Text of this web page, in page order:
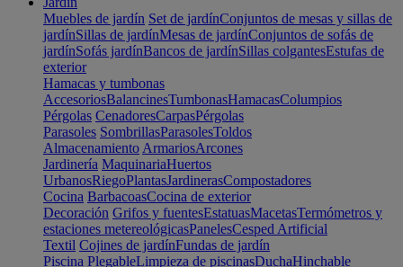
Muebles de jardín Set de jardínConjuntos de mesas y sillas de
jardínSillas de jardínMesas de jardínConjuntos de sofás de
jardínSofás jardínBancos de jardínSillas colgantesEstufas de
exterior
Hamacas y tumbonas
AccesoriosBalancinesTumbonasHamacasColumpios
Pérgolas CenadoresCarpasPérgolas
Parasoles SombrillasParasolesToldos
Almacenamiento ArmariosArcones
Jardinería MaquinariaHuertos
UrbanosRiegoPlantasJardinerasCompostadores
Cocina BarbacoasCocina de exterior
Decoración Grifos y fuentesEstatuasMacetasTermómetros y
estaciones metereológicasPanelesCesped Artificial
Textil Cojines de jardínFundas de jardín
Piscina PlegableLimpieza de piscinasDuchaHinchable